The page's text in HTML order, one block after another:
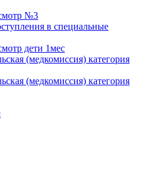
№3
в специальные
дети 1мес
(медкомиссия) категория
(медкомиссия) категория